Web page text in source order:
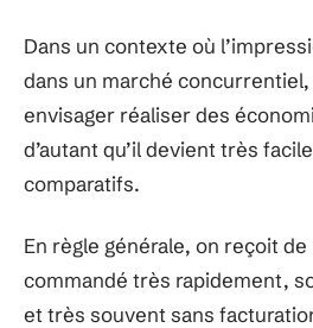
Dans un contexte où
dans un marché
envisager réaliser des
d’autant qu’il devient très
comparatifs.
En règle générale, on reçoit de
commandé très rapidement,
et très souvent sans